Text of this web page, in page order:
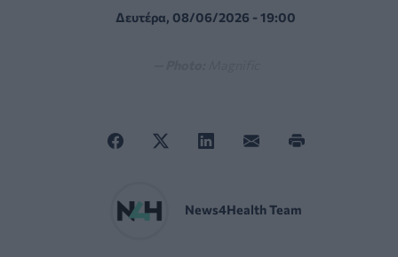
Δευτέρα, 08/06/2026 - 19:00
News4Health Team